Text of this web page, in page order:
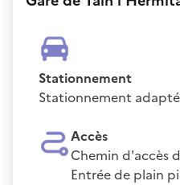
Stationnement
Stationnement
Accès
Chemin d'accès
Entrée de plain